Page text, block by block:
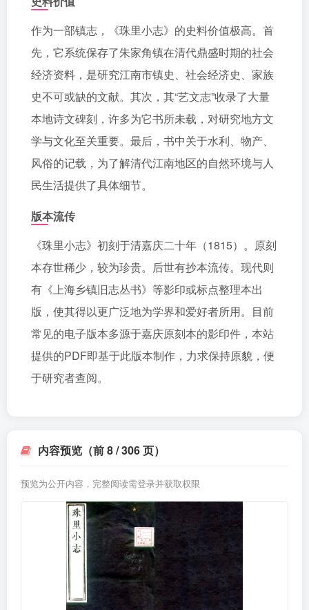
作为一部镇志，《珠里小志》的史料价值极高。首
先，它系统保存了朱家角镇在清代鼎盛时期的社会
经济资料，是研究江南市镇史、社会经济史、家族
史不可或缺的文献。其次，其“艺文志”收录了大量
本地诗文碑刻，许多为它书所未载，对研究地方文
学与文化至关重要。最后，书中关于水利、物产、
风俗的记载，为了解清代江南地区的自然环境与人
民生活提供了具体细节。
版本流传
《珠里小志》初刻于清嘉庆二十年（1815）。原刻
本存世稀少，较为珍贵。后世有抄本流传。现代则
有《上海乡镇旧志丛书》等影印或标点整理本出
版，使其得以更广泛地为学界和爱好者所用。目前
常见的电子版本多源于嘉庆原刻本的影印件，本站
提供的PDF即基于此版本制作，力求保持原貌，便
于研究者查阅。
内容预览（前 8 / 306 页）
预览为公开内容，完整阅读需登录并获取权限